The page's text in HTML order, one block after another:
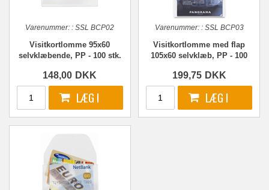
Varenummer: : SSL BCP02
Visitkortlomme 95x60
selvklæbende, PP - 100 stk.
148,00 DKK
Varenummer:: SSL BCP03
Visitkortlomme med flap
105x60 selvklæb, PP - 100
199,75 DKK